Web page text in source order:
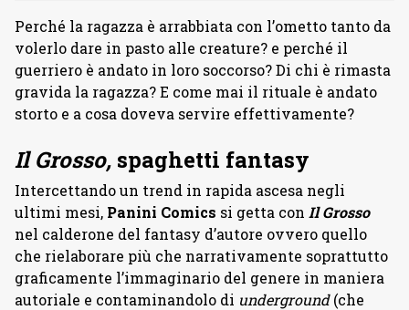
Perché la ragazza è arrabbiata con l’ometto tanto da
volerlo dare in pasto alle creature? e perché il
guerriero è andato in loro soccorso? Di chi è rimasta
gravida la ragazza? E come mai il rituale è andato
storto e a cosa doveva servire effettivamente?
Il Grosso, spaghetti fantasy
Intercettando un trend in rapida ascesa negli
ultimi mesi, Panini Comics si getta con Il Grosso
nel calderone del fantasy d’autore ovvero quello
che rielaborare più che narrativamente soprattutto
graficamente l’immaginario del genere in maniera
autoriale e contaminandolo di underground(che